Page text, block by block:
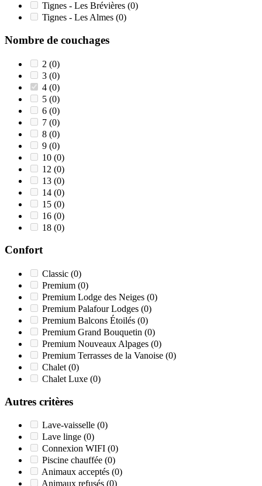
Tignes - Les Brévières (0)
Tignes - Les Almes (0)
Nombre de couchages
2 (0)
3 (0)
4 (0)
5 (0)
6 (0)
7 (0)
8 (0)
9 (0)
10 (0)
12 (0)
13 (0)
14 (0)
15 (0)
16 (0)
18 (0)
Confort
Classic (0)
Premium (0)
Premium Lodge des Neiges (0)
Premium Palafour Lodges (0)
Premium Balcons Étoilés (0)
Premium Grand Bouquetin (0)
Premium Nouveaux Alpages (0)
Premium Terrasses de la Vanoise (0)
Chalet (0)
Chalet Luxe (0)
Autres critères
Lave-vaisselle (0)
Lave linge (0)
Connexion WIFI (0)
Piscine chauffée (0)
Animaux acceptés (0)
Animaux refusés (0)